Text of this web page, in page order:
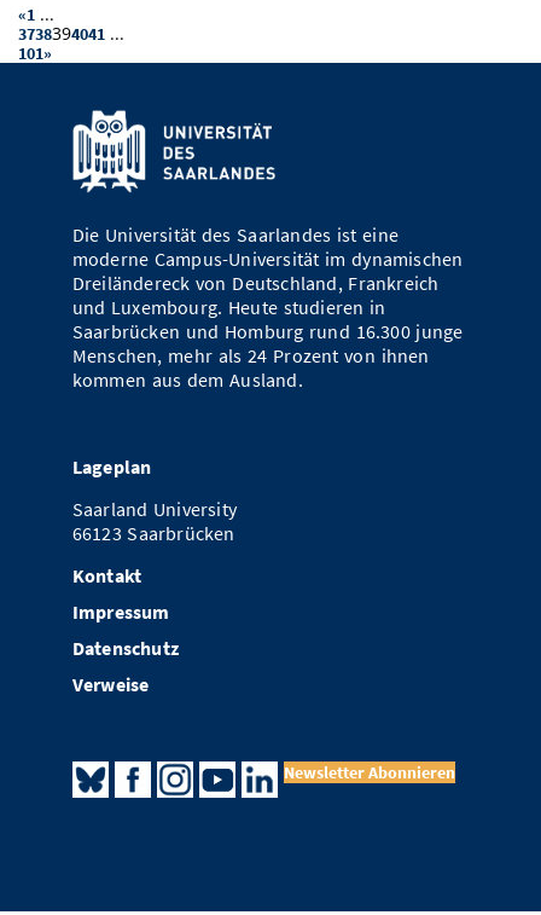
«1 ...
3738394041 ...
101»
Die Universität des Saarlandes ist eine
moderne Campus-Universität im dynamischen
Dreiländereck von Deutschland, Frankreich
und Luxembourg. Heute studieren in
Saarbrücken und Homburg rund 16.300 junge
Menschen, mehr als 24 Prozent von ihnen
kommen aus dem Ausland.
Lageplan
Saarland University
66123 Saarbrücken
Kontakt
Impressum
Datenschutz
Verweise
Newsletter Abonnieren